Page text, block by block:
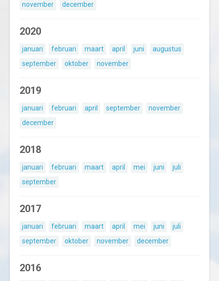
november
december
2020
januari februari maart april juni
augustus
september
oktober november
2019
januari februari april september
november
december
2018
januari februari maart april mei juni
juli
september
2017
januari februari maart april mei juni
juli
september
oktober november december
2016